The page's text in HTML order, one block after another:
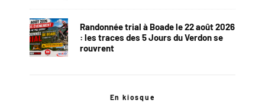
Randonnée trial à Boade le 22 août 2026
: les traces des 5 Jours du Verdon se
rouvrent
En kiosque